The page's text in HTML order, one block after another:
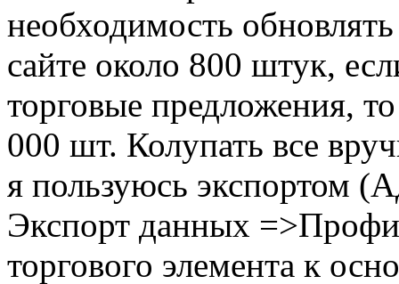
необходимость
сайте около 800 штук,
торговые предложения,
000 шт. Колупать все
я пользуюсь экспортом
Экспорт данных
торгового элемента к